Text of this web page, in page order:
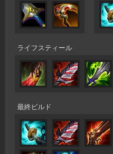
ライフスティール
最終ビルド